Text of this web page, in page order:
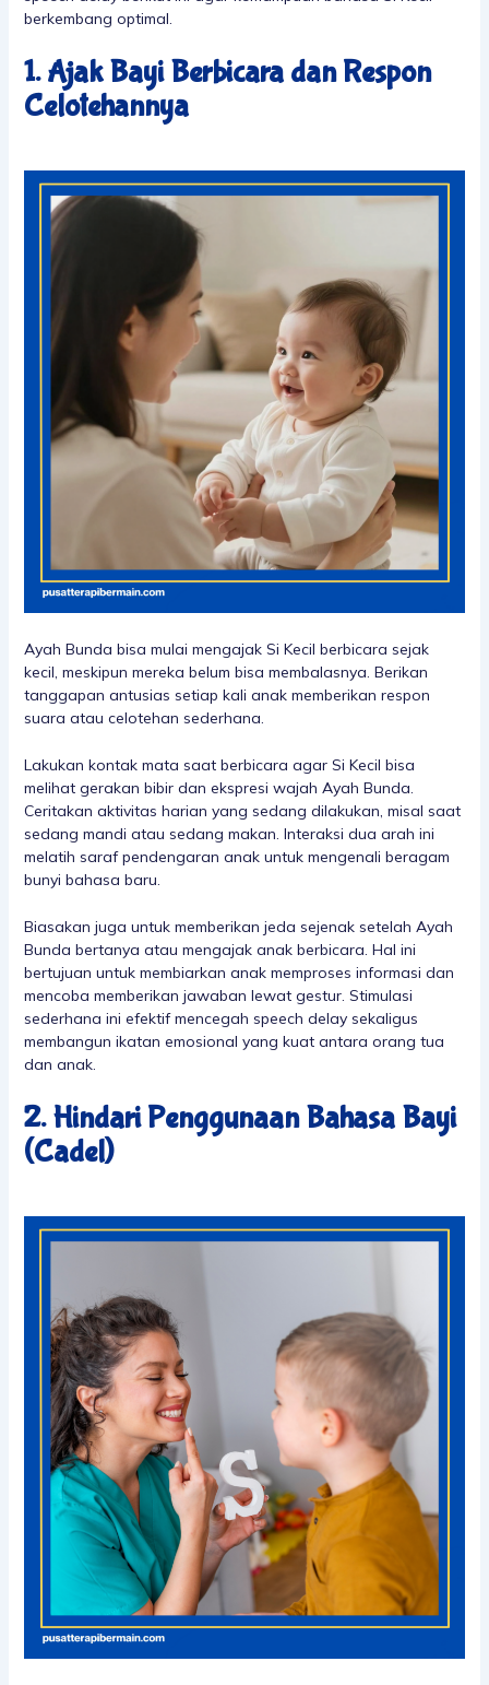
berkembang optimal.
1. Ajak Bayi Berbicara dan Respon
Celotehannya
Ayah Bunda bisa mulai mengajak Si Kecil berbicara sejak
kecil, meskipun mereka belum bisa membalasnya. Berikan
tanggapan antusias setiap kali anak memberikan respon
suara atau celotehan sederhana.
Lakukan kontak mata saat berbicara agar Si Kecil bisa
melihat gerakan bibir dan ekspresi wajah Ayah Bunda.
Ceritakan aktivitas harian yang sedang dilakukan, misal saat
sedang mandi atau sedang makan. Interaksi dua arah ini
melatih saraf pendengaran anak untuk mengenali beragam
bunyi bahasa baru.
Biasakan juga untuk memberikan jeda sejenak setelah Ayah
Bunda bertanya atau mengajak anak berbicara. Hal ini
bertujuan untuk membiarkan anak memproses informasi dan
mencoba memberikan jawaban lewat gestur. Stimulasi
sederhana ini efektif mencegah speech delay sekaligus
membangun ikatan emosional yang kuat antara orang tua
dan anak.
2. Hindari Penggunaan Bahasa Bayi
(Cadel)